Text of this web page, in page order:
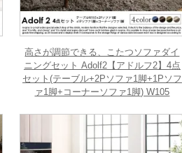
高さが調節できる、こたつソファダイ
ニングセット Adolf2【アドルフ2】4点
セット(テーブル+2Pソファ1脚+1Pソフ
ァ1脚+コーナーソファ1脚) W105